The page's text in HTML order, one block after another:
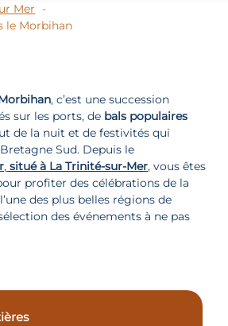
Mer
le Morbihan
, c’est une succession
sur les ports, de bals populaires
de la nuit et de festivités qui
Sud. Depuis le
, situé à La Trinité-sur-Mer, vous êtes
profiter des célébrations de la
des plus belles régions de
des événements à ne pas